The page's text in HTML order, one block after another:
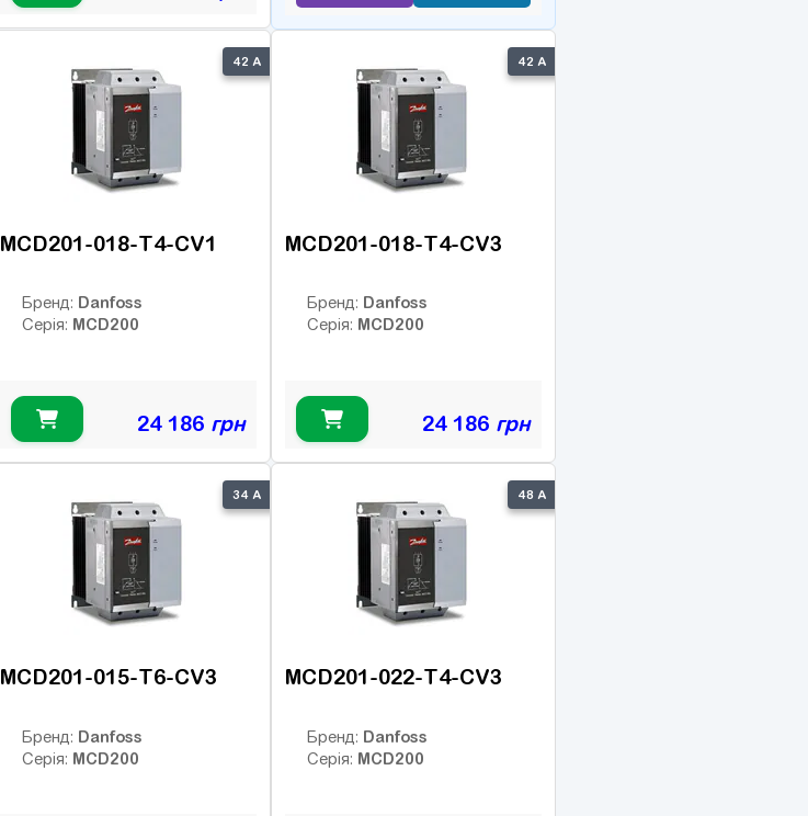
42 А
MCD201-018-T4-CV1
Бренд: Danfoss
Серія: MCD200
24 186 грн
42 А
MCD201-018-T4-CV3
Бренд: Danfoss
Серія: MCD200
24 186 грн
34 А
MCD201-015-T6-CV3
Бренд: Danfoss
Серія: MCD200
48 А
MCD201-022-T4-CV3
Бренд: Danfoss
Серія: MCD200